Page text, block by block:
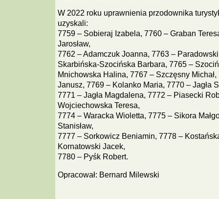
W 2022 roku uprawnienia przodownika
uzyskali:
7759 – Sobieraj Izabela, 7760 – Graban
Jarosław,
7762 – Adamczuk Joanna, 7763 –
Skarbińska-Szocińska Barbara, 7765 –
Mnichowska Halina, 7767 – Szczęsny
Janusz, 7769 – Kolanko Maria, 7770 – Jagła
7771 – Jagła Magdalena, 7772 – Piasecki
Wojciechowska Teresa,
7774 – Waracka Wioletta, 7775 – Sikora
Stanisław,
7777 – Sorkowicz Beniamin, 7778 –
Kornatowski Jacek,
7780 – Pyśk Robert.
Opracował: Bernard Milewski